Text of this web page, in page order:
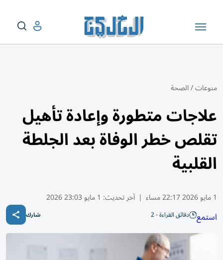
منوعات/الصحة
علاجات متطورة وإعادة تأهيل
تقلص خطر الوفاة بعد الجلطة
القلبية
1 مايو 2026 22:17 مساء | آخر تحديث: 1 مايو 23:03 2026
استمع دقائق القراءة - 2 شارك